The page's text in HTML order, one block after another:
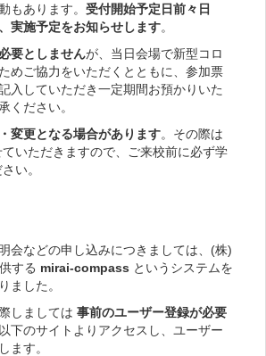
もあります。 受付開始予定日前々日
実施予定をお知らせします。
要としませんが、当日会場で新型コロ
めご協力をいただくとともに、参加票
入していただき一定期間お預かりいた
ください。
変更となる場合があります。その際は
いただきますので、ご来校前に必ず学
い。
会などの申し込みにつきましては、(株)
する mirai-compass というシステムを
ました。
しましては 事前のユーザー登録が必要
下のサイトよりアクセスし、ユーザー
ます。